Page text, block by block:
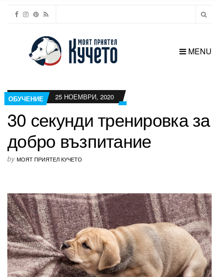
MENU
ОБУЧЕНИЕ 25 НОЕМВРИ, 2020
30 секунди тренировка за
добро възпитание
by МОЯТ ПРИЯТЕЛ КУЧЕТО